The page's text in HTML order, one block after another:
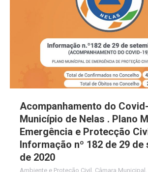
Acompanhamento do
Município de Nelas . Plano
Emergência e Protecção
Informação nº 182 de 29 de
de 2020
Ambiente e Proteção Civil , Câmara Municipal ,